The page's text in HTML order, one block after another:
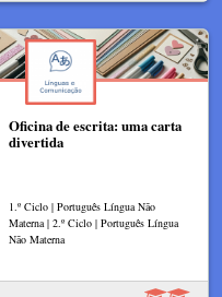
Oficina de escrita: uma carta
divertida
1.º Ciclo | Português Língua Não
Materna | 2.º Ciclo | Português Língua
Não Materna